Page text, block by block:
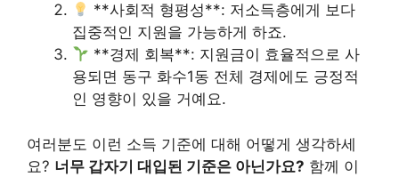
**사회적 형평성**: 저소득층에게 보다
집중적인 지원을 가능하게 하죠.
**경제 회복**: 지원금이 효율적으로 사
용되면 동구 화수1동 전체 경제에도 긍정적
인 영향이 있을 거예요.
여러분도 이런 소득 기준에 대해 어떻게 생각하세
요? 너무 갑자기 대입된 기준은 아닌가요? 함께 이